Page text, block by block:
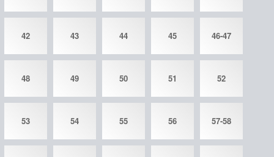
42 43 44 45 46-47
48 49 50 51 52
53 54 55 56 57-58